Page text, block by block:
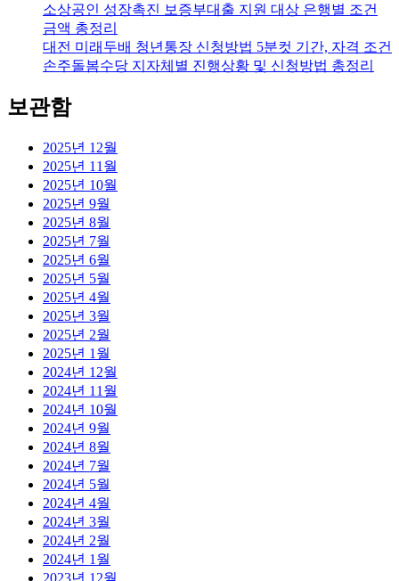
소상공인 성장촉진 보증부대출 지원 대상 은행별 조건
금액 총정리
대전 미래두배 청년통장 신청방법 5분컷 기간, 자격 조건
손주돌봄수당 지자체별 진행상황 및 신청방법 총정리
보관함
2025년 12월
2025년 11월
2025년 10월
2025년 9월
2025년 8월
2025년 7월
2025년 6월
2025년 5월
2025년 4월
2025년 3월
2025년 2월
2025년 1월
2024년 12월
2024년 11월
2024년 10월
2024년 9월
2024년 8월
2024년 7월
2024년 5월
2024년 4월
2024년 3월
2024년 2월
2024년 1월